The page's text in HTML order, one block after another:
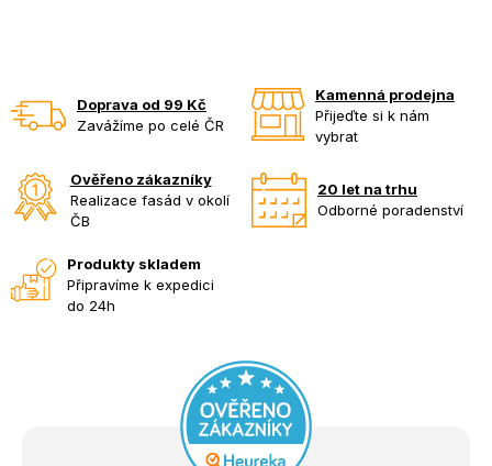
Doprava od 99 Kč
Zavážíme po celé ČR
Kamenná prodejna
Přijeďte si k nám
vybrat
Ověřeno zákazníky
Realizace fasád v okolí
ČB
20 let na trhu
Odborné poradenství
Produkty skladem
Připravíme k expedici
do 24h